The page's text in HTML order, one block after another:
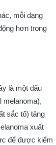
mỗi dạng
hơn trong
là một dấu
melanoma),
sắc tố) tăng
xuất
để được kiểm